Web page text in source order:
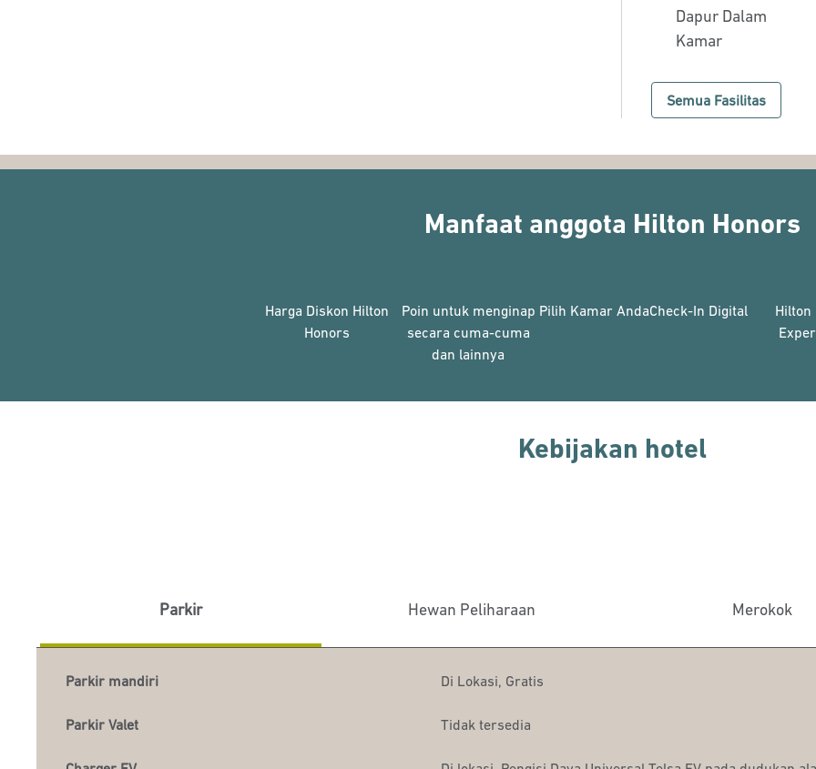
Dapur Dalam
Kamar
Semua Fasilitas
Manfaat anggota Hilton Honors
Harga Diskon Hilton
Honors
Poin untuk menginap
secara cuma-cuma
dan lainnya
Pilih Kamar AndaCheck-In Digital
Hilton
Kebijakan hotel
Parkir Hewan Peliharaan Merokok
Parkir mandiri Di Lokasi, Gratis
Parkir Valet Tidak tersedia